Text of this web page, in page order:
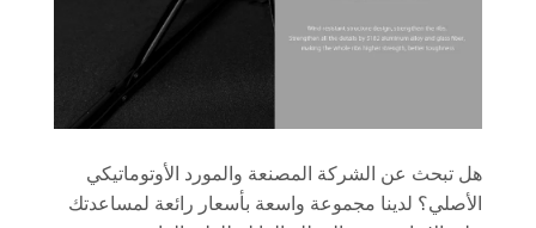
هل تبحث عن الشركة المصنعة والمورد الأوتوماتيكي
الأصلي؟ لدينا مجموعة واسعة بأسعار رائعة لمساعدتك